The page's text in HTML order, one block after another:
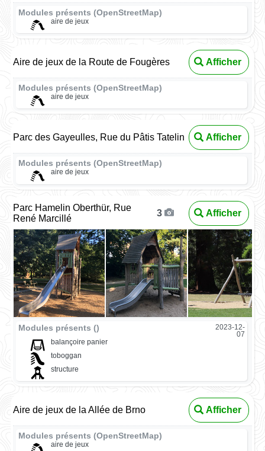
Modules présents (OpenStreetMap)
aire de jeux
Aire de jeux de la Route de Fougères Afficher
Modules présents (OpenStreetMap)
aire de jeux
Parc des Gayeulles, Rue du Pâtis Tatelin Afficher
Modules présents (OpenStreetMap)
aire de jeux
Parc Hamelin Oberthür, Rue
René Marcillé
3 Afficher
Modules présents ()
2023-12-
07
balançoire panier
toboggan
structure
Aire de jeux de la Allée de Brno Afficher
Modules présents (OpenStreetMap)
aire de jeux